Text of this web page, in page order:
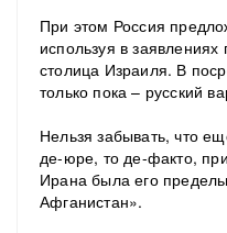
При этом Россия
используя в
столица Израиля. В
только пока – русский
Нельзя забывать, что
де-юре, то де-факто,
Ирана была его
Афганистан».